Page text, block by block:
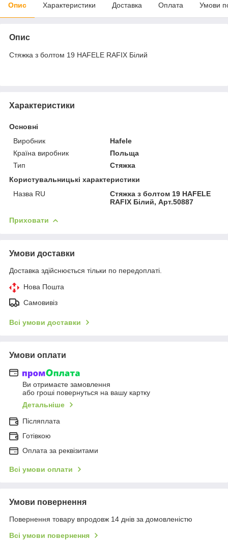
Опис Характеристики Доставка Оплата Умови
Опис
Стяжка з болтом 19 HAFELE RAFIX Білий
Характеристики
Основні
Виробник
Hafele
Країна виробник
Польща
Тип
Стяжка
Користувальницькі характеристики
Назва RU
Стяжка з болтом 19 HAFELE
RAFIX Білий, Арт.50887
Приховати
Умови доставки
Доставка здійснюється тільки по передоплаті.
Нова Пошта
Самовивіз
Всі умови доставки
Умови оплати
Ви отримаєте замовлення
або гроші повернуться на вашу картку
Детальніше
Післяплата
Готівкою
Оплата за реквізитами
Всі умови оплати
Умови повернення
Повернення товару впродовж 14 днів за домовленістю
Всі умови повернення